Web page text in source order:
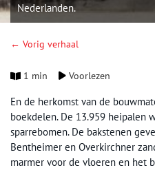
Nederlanden.
← Vorig verhaal
1 min Voorlezen
En de herkomst van de
boekdelen. De 13.959 heipalen
sparrebomen. De bakstenen
Bentheimer en Overkirchner
marmer voor de vloeren en het